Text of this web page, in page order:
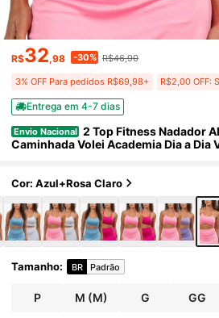
R$32,98 -30% R$46,90
3% OFF Para pedidos R$69,98+ R$2,00 OFF:
Entrega em 4-7 dias
Envio Nacional 2 Top Fitness Nadador
Caminhada Volei Academia Dia a Dia
Cor: Azul+Rosa Claro
Tamanho: BR Padrão
P M (M) G GG